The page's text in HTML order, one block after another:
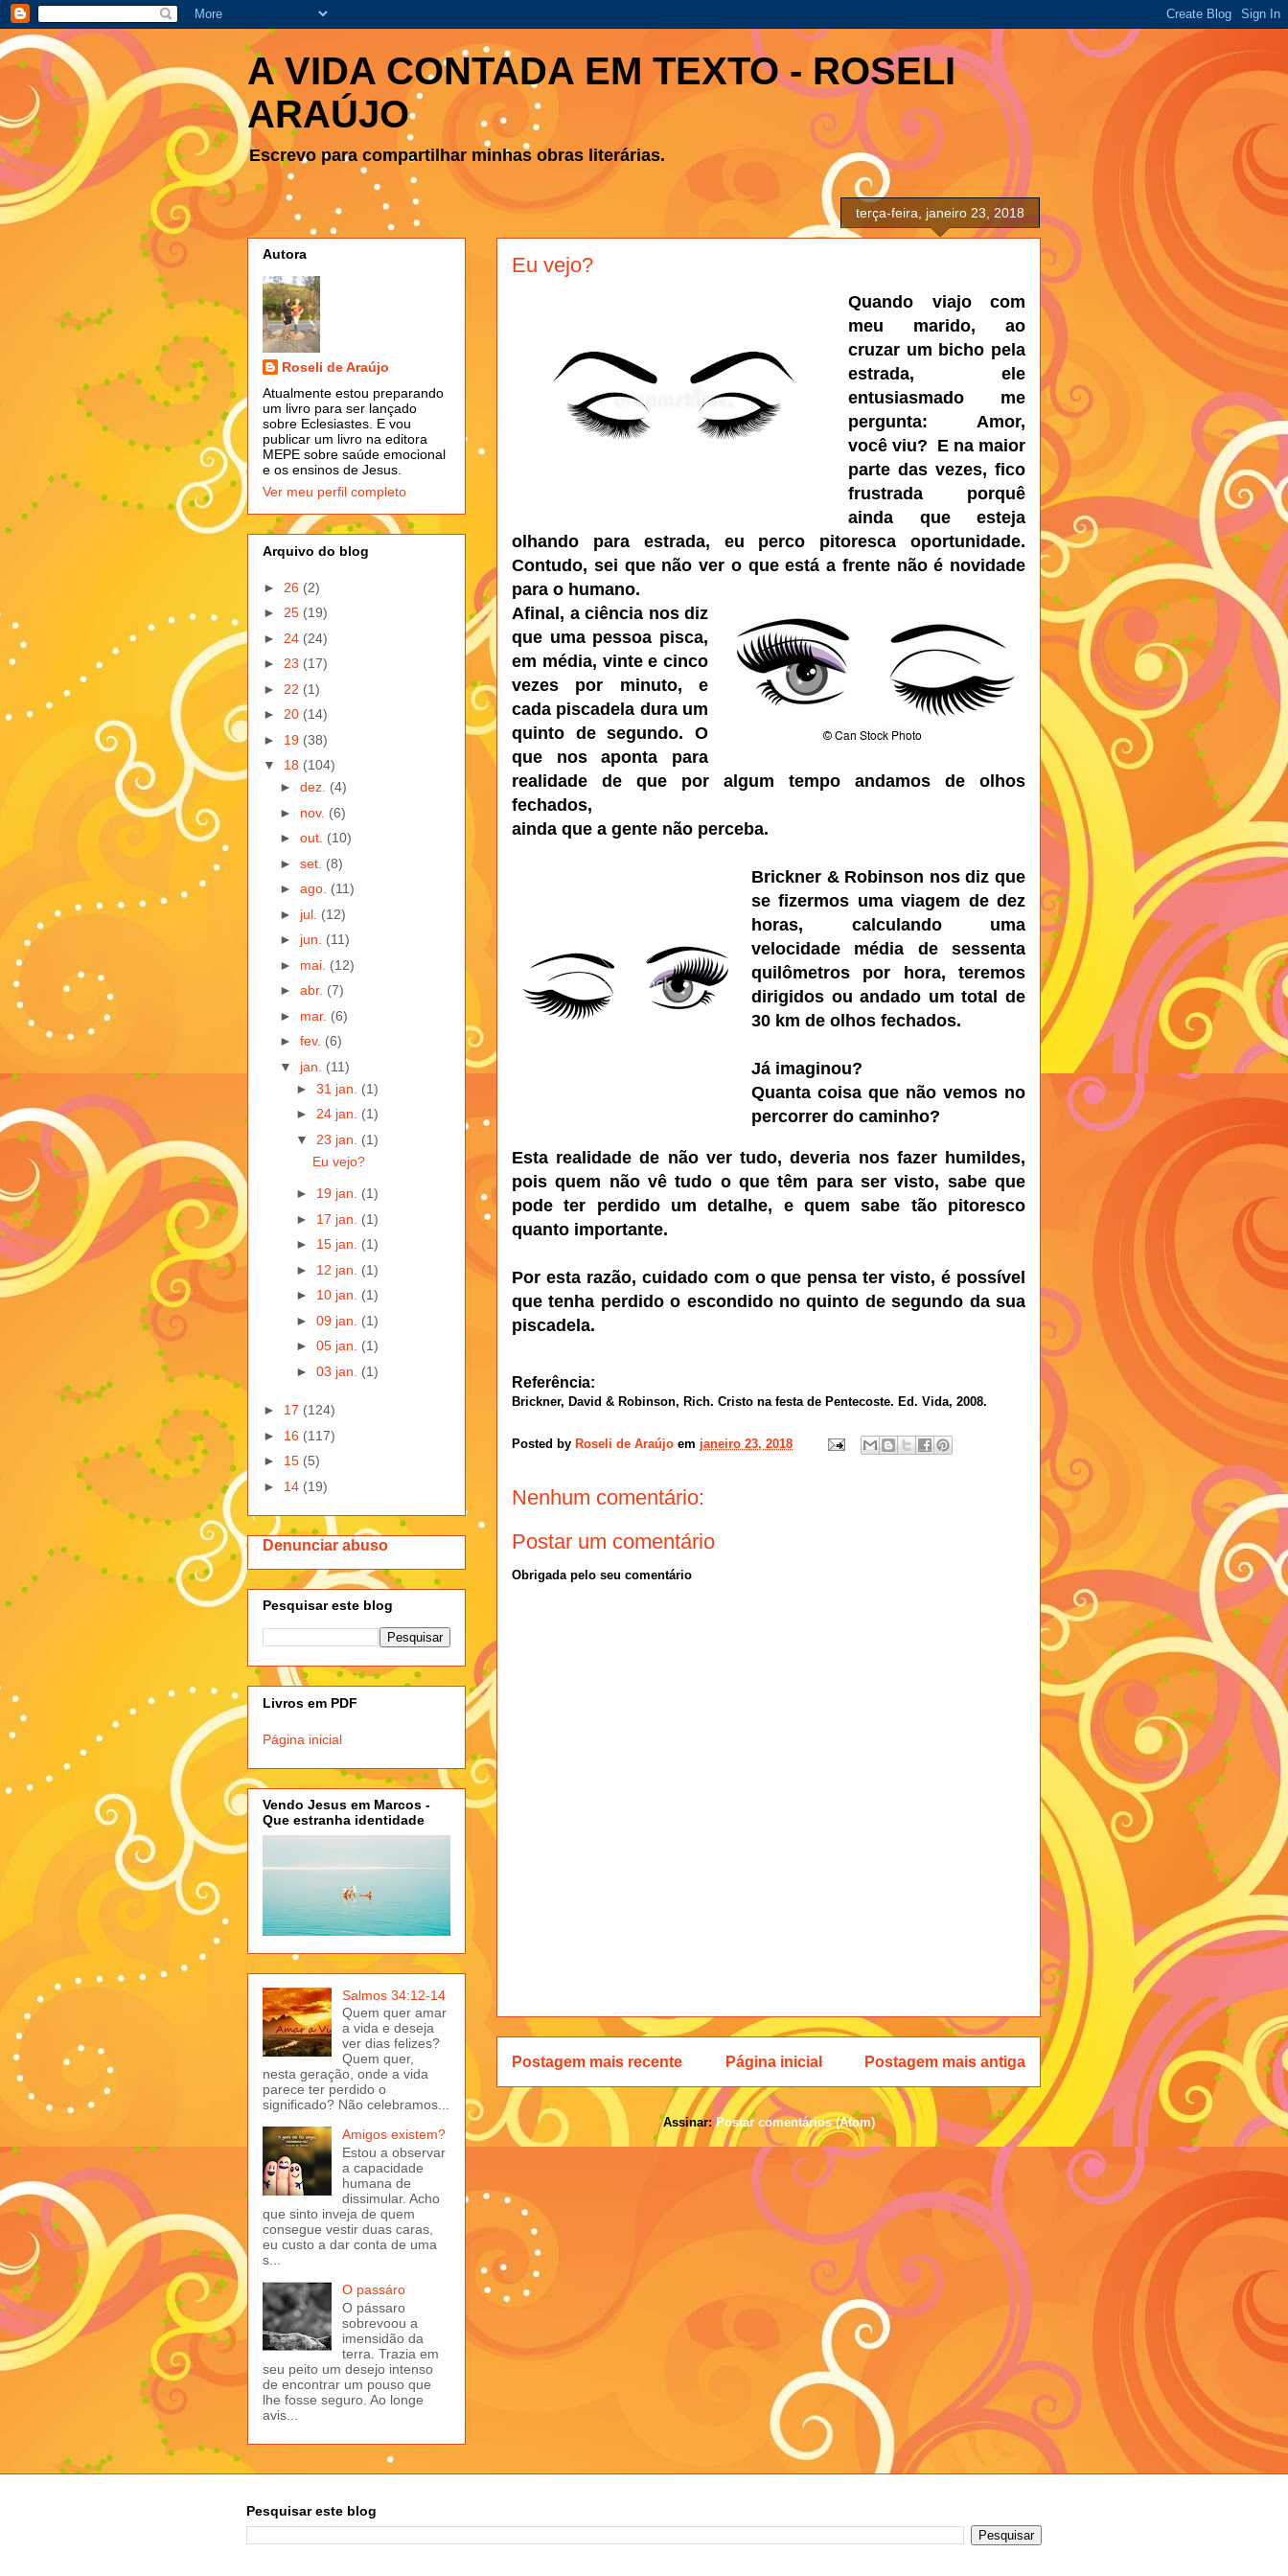
A VIDA CONTADA EM TEXTO - ROSELI
ARAÚJO
Escrevo para compartilhar minhas obras literárias.
terça-feira, janeiro 23, 2018
Eu vejo?
Quando viajo com
meu marido, ao
cruzar um bicho pela
estrada, ele
entusiasmado me
pergunta: Amor,
você viu? E na maior
parte das vezes, fico
frustrada porquê
ainda que esteja
olhando para estrada, eu perco pitoresca oportunidade.
Contudo, sei que não ver o que está a frente não é novidade
para o humano.
Afinal, aciência nos diz
que uma pessoa pisca,
em média, vinte e cinco
vezes por minuto, e
cada piscadela dura um
quinto de segundo. O
que nos aponta para
realidade de que por algum tempo andamos de olhos
fechados,
ainda que a gente não perceba.
Brickner & Robinson nos diz que
se fizermos uma viagem de dez
horas, calculando uma
velocidade média de sessenta
quilômetros por hora, teremos
dirigidos ou andado um total de
30 km de olhos fechados.
Já imaginou?
Quanta coisa que não vemos no
percorrer do caminho?
Esta realidade de não ver tudo, deveria nos fazer humildes,
pois quem não vê tudo o que têm para ser visto, sabe que
pode ter perdido um detalhe, e quem sabe tão pitoresco
quanto importante.
Por esta razão, cuidado com o que pensa ter visto, é possível
que tenha perdido o escondido no quinto de segundo da sua
piscadela.
Referência:
Brickner, David & Robinson, Rich. Cristo na festa de Pentecoste. Ed. Vida, 2008.
Posted by Roseli de Araújo em janeiro 23, 2018
Nenhum comentário:
Postar um comentário
Obrigada pelo seu comentário
Postagem mais recente Postagem mais antiga
Página inicial
Assinar:Postar comentários (Atom)
Autora
Roseli de Araújo
Atualmente estou preparando
um livro para ser lançado
sobre Eclesiastes. E vou
publicar um livro na editora
MEPE sobre saúde emocional
e os ensinos de Jesus.
Ver meu perfil completo
Arquivo do blog
► 26 (2)
► 25 (19)
► 24 (24)
► 23 (17)
► 22 (1)
► 20 (14)
► 19 (38)
▼ 18 (104)
► dez. (4)
► nov. (6)
► out. (10)
► set. (8)
► ago. (11)
► jul. (12)
► jun. (11)
► mai. (12)
► abr. (7)
► mar. (6)
► fev. (6)
▼ jan. (11)
► 31 jan. (1)
► 24 jan. (1)
▼ 23 jan. (1)
Eu vejo?
► 19 jan. (1)
► 17 jan. (1)
► 15 jan. (1)
► 12 jan. (1)
► 10 jan. (1)
► 09 jan. (1)
► 05 jan. (1)
► 03 jan. (1)
► 17 (124)
► 16 (117)
► 15 (5)
► 14 (19)
Denunciar abuso
Pesquisar este blog
Livros em PDF
Página inicial
Vendo Jesus em Marcos -
Que estranha identidade
Salmos 34:12-14
Quem quer amar
a vida e deseja
ver dias felizes?
Quem quer,
nesta geração, onde a vida
parece ter perdido o
significado? Não celebramos...
Amigos existem?
Estou a observar
a capacidade
humana de
dissimular. Acho
que sinto inveja de quem
consegue vestir duas caras,
eu custo a dar conta de uma
s...
O passáro
O pássaro
sobrevoou a
imensidão da
terra. Trazia em
seu peito um desejo intenso
de encontrar um pouso que
lhe fosse seguro. Ao longe
avis...
Pesquisar este blog